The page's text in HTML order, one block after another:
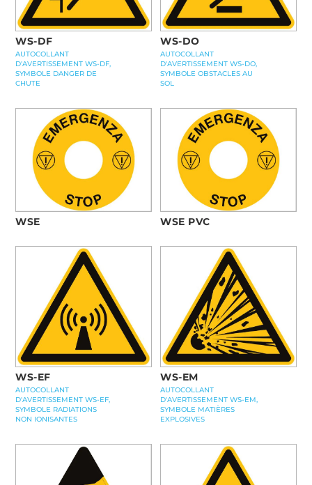
WS-DF
AUTOCOLLANT
D'AVERTISSEMENT WS-DF,
SYMBOLE DANGER DE
CHUTE
WS-DO
AUTOCOLLANT
D'AVERTISSEMENT WS-DO,
SYMBOLE OBSTACLES AU
SOL
WSE WSE PVC
WS-EF
AUTOCOLLANT
D'AVERTISSEMENT WS-EF,
SYMBOLE RADIATIONS
NON IONISANTES
WS-EM
AUTOCOLLANT
D'AVERTISSEMENT WS-EM,
SYMBOLE MATIÈRES
EXPLOSIVES